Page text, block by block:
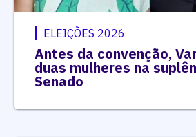
ELEIÇÕES 2026
Antes da convenção,
duas mulheres na
Senado